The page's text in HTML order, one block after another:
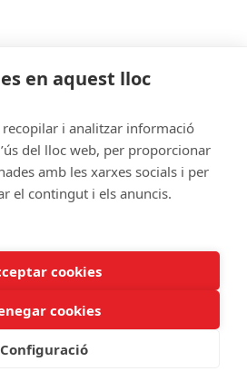
en aquest lloc
i analitzar informació
del lloc web, per proporcionar
amb les xarxes socials i per
el contingut i els anuncis.
cookies
cookies
Configuració